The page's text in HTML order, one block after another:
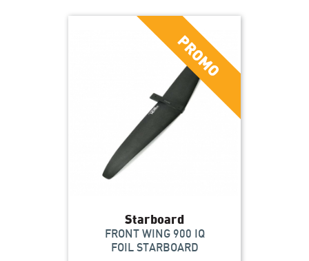
Starboard
FRONT WING 900 IQ
FOIL STARBOARD